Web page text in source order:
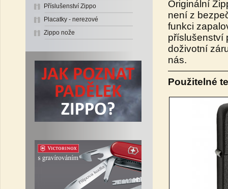
Příslušenství Zippo
Placatky - nerezové
Zippo nože
Originální
není z
funkci
příslušenství
doživotní
nás.
Použitelné